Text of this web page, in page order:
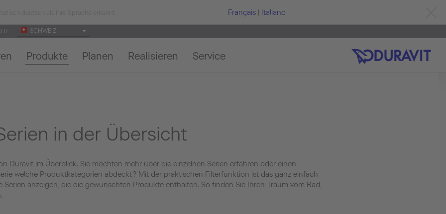
Français | Italiano
SCHWEIZ
Produkte Planen Realisieren Service
in der Übersicht
Duravit im Überblick. Sie möchten mehr über die einzelnen Serien erfahren oder einen
welche Produktkategorien abdeckt? Mit der praktischen Filterfunktion ist das ganz einfach
Serien anzeigen, die die gewünschten Produkte enthalten. So finden Sie Ihren Traum vom Bad,